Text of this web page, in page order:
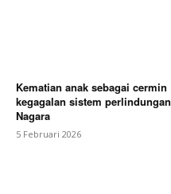
Kematian anak sebagai cermin
kegagalan sistem perlindungan
Nagara
5 Februari 2026